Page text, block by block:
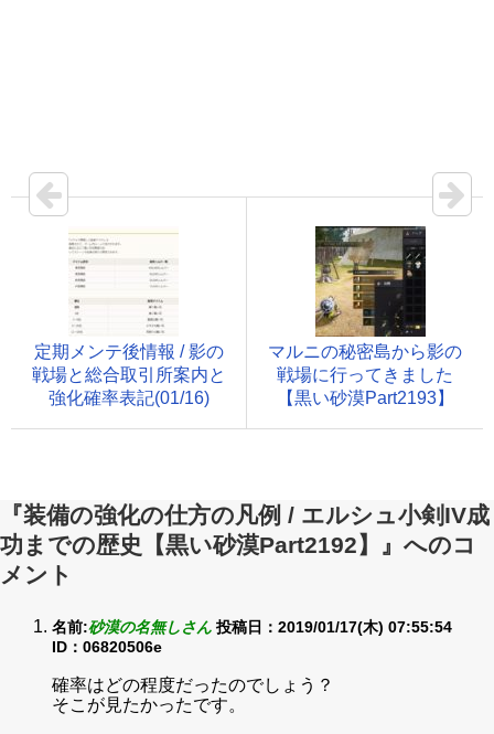
定期メンテ後情報 / 影の
戦場と総合取引所案内と
強化確率表記(01/16)
マルニの秘密島から影の
戦場に行ってきました
【黒い砂漠Part2193】
『装備の強化の仕方の凡例 / エルシュ小剣IV成
功までの歴史【黒い砂漠Part2192】』へのコ
メント
名前:砂漠の名無しさん 投稿日：2019/01/17(木) 07:55:54
ID：06820506e
確率はどの程度だったのでしょう？
そこが見たかったです。